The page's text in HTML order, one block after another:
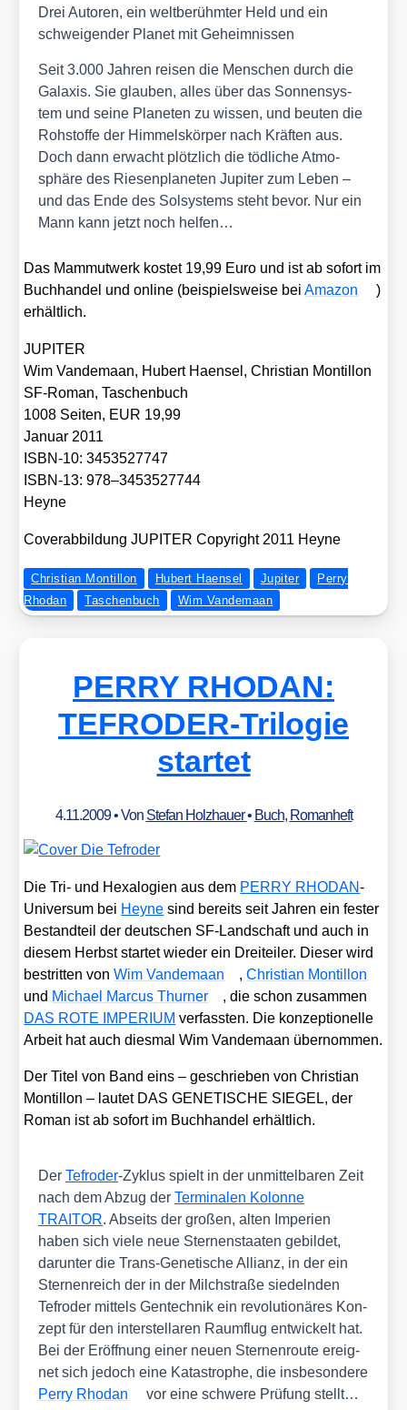
Drei Autoren, ein welt­be­rühm­ter Held und ein
schwei­gen­der Pla­net mit Geheim­nis­sen
Seit 3.000 Jah­ren rei­sen die Men­schen durch die
Gala­xis. Sie glau­ben, alles über das Son­nen­sys­
tem und sei­ne Pla­ne­ten zu wis­sen, und beu­ten die
Roh­stof­fe der Him­mels­kör­per nach Kräf­ten aus.
Doch dann erwacht plötz­lich die töd­li­che Atmo­
sphä­re des Rie­sen­pla­ne­ten Jupi­ter zum Leben –
und das Ende des Sol­sys­tems steht bevor. Nur ein
Mann kann jetzt noch hel­fen…
Das Mam­mut­werk kos­tet 19,99 Euro und ist ab sofort im
Buch­han­del und online (bei­spiels­wei­se beiAma­zon
)
erhält­lich.
JUPITER
Wim Van­de­ma­an, Hubert Haen­sel, Chris­ti­an Mon­til­lon
SF-Roman, Taschen­buch
1008 Sei­ten, EUR 19,99
Janu­ar 2011
ISBN-10: 3453527747
ISBN-13: 978–3453527744
Hey­ne
Cover­ab­bil­dung JUPITER Copy­right 2011 Hey­ne
Christian Montillon Hubert Haensel Jupiter
Perry
Rhodan
Taschenbuch Wim Vandemaan
PERRY RHODAN:
TEFRODER-Trilogie
startet
4.11.2009• Von Stefan Holzhauer• Buch, Romanheft
Die Tri- und Hexa­lo­gien aus dem PERRY RHODAN-
Uni­ver­sum bei Hey­ne sind bereits seit Jah­ren ein fes­ter
Bestand­teil der deut­schen SF-Land­schaft und auch in
die­sem Herbst star­tet wie­der ein Drei­tei­ler. Die­ser wird
bestrit­ten vonWim Van­de­ma­an ,Chris­ti­an Mon­til­lon
und Micha­el Mar­cus Thur­ner
, die schon zusam­men
DAS ROTE IMPERIUM ver­fass­ten. Die kon­zep­tio­nel­le
Arbeit hat auch dies­mal Wim Van­de­ma­an über­nom­men.
Der Titel von Band eins – geschrie­ben von Chris­ti­an
Mon­til­lon – lau­tet DAS GENETISCHE SIEGEL, der
Roman ist ab sofort im Buch­han­del erhält­lich.
DerTefro­der-Zyklus spielt in der unmit­tel­ba­ren Zeit
nach dem Abzug derTer­mi­na­len Kolon­ne
TRAITOR. Abseits der gro­ßen, alten Impe­ri­en
haben sich vie­le neue Ster­nen­staa­ten gebil­det,
dar­un­ter die Trans-Gene­ti­sche Alli­anz, in der ein
Ster­nen­reich der in der Milch­stra­ße sie­deln­den
Tefro­der mit­tels Gen­tech­nik ein revo­lu­tio­nä­res Kon­
zept für den inter­stel­la­ren Raum­flug ent­wi­ckelt hat.
Bei der Eröff­nung einer neu­en Ster­nen­rou­te ereig­
net sich jedoch eine Kata­stro­phe, die ins­be­son­de­re
Per­ry Rho­dan
vor eine schwe­re Prü­fung stellt…